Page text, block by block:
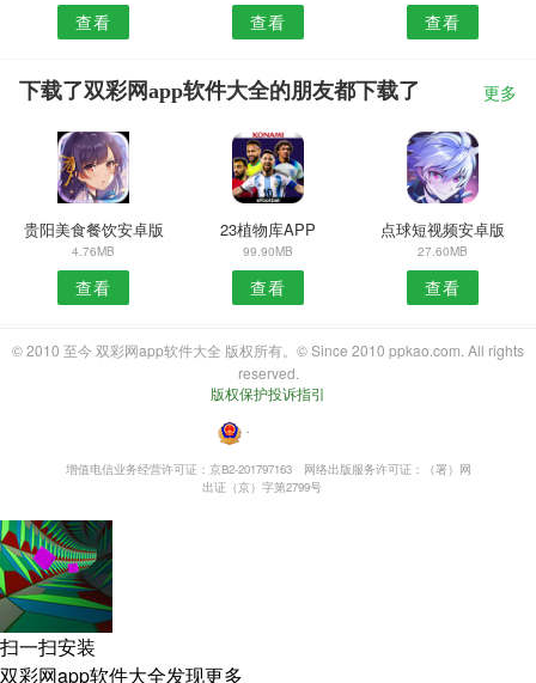
查看 查看 查看
下载了双彩网app软件大全的朋友都下载了 更多
贵阳美食餐饮安卓版
4.76MB
查看
23植物库APP
99.90MB
查看
点球短视频安卓版
27.60MB
查看
© 2010 至今 双彩网app软件大全 版权所有。© Since 2010 ppkao.com. All rights
reserved.
版权保护投诉指引
・
增值电信业务经营许可证：京B2-201797163
网络出版服务许可证：（署）网
出证（京）字第2799号
扫一扫安装
双彩网app软件大全发现更多